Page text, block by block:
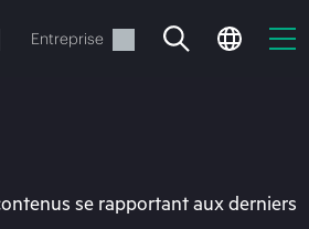
Entreprise
se rapportant aux derniers